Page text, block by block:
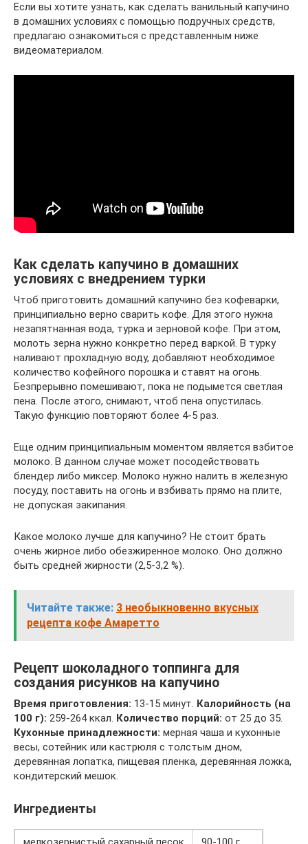
Если вы хотите узнать, как сделать ванильный капучино
в домашних условиях с помощью подручных средств,
предлагаю ознакомиться с представленным ниже
видеоматериалом.
Как сделать капучино в домашних
условиях с внедрением турки
Чтоб приготовить домашний капучино без кофеварки,
принципиально верно сварить кофе. Для этого нужна
незапятнанная вода, турка и зерновой кофе. При этом,
молоть зерна нужно конкретно перед варкой. В турку
наливают прохладную воду, добавляют необходимое
количество кофейного порошка и ставят на огонь.
Безпрерывно помешивают, пока не подымется светлая
пена. После этого, снимают, чтоб пена опустилась.
Такую функцию повторяют более 4-5 раз.
Еще одним принципиальным моментом является взбитое
молоко. В данном случае может посодействовать
блендер либо миксер. Молоко нужно налить в железную
посуду, поставить на огонь и взбивать прямо на плите,
не допуская закипания.
Какое молоко лучше для капучино? Не стоит брать
очень жирное либо обезжиренное молоко. Оно должно
быть средней жирности (2,5-3,2 %).
Читайте также: 3 необыкновенно вкусных
рецепта кофе Амаретто
Рецепт шоколадного топпинга для
создания рисунков на капучино
Время приготовления: 13-15 минут. Калорийность (на
100 г): 259-264 ккал. Количество порций: от 25 до 35.
Кухонные принадлежности: мерная чаша и кухонные
весы, сотейник или кастрюля с толстым дном,
деревянная лопатка, пищевая пленка, деревянная ложка,
кондитерский мешок.
Ингредиенты